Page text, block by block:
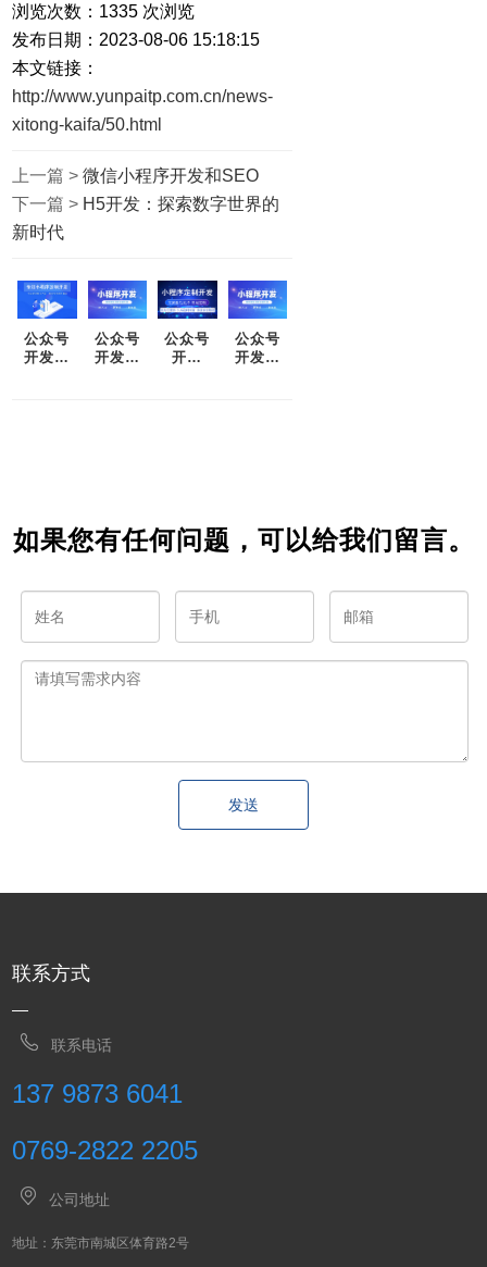
浏览次数： 1335 次浏览
发布日期：2023-08-06 15:18:15
本文链接：
http://www.yunpaitp.com.cn/news-
xitong-kaifa/50.html
上一篇 > 微信小程序开发和SEO
下一篇 > H5开发：探索数字世界的
新时代
公众号
开发：
公众号
开发：
公众号
开发
公众号
开发：
如果您有任何问题，可以给我们留言。
发送
联系方式
联系电话
137 9873 6041
0769-2822 2205
公司地址
地址：东莞市南城区体育路2号